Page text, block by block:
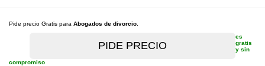
Pide precio Gratis para Abogados de divorcio
es
gratis
y sin
compromiso